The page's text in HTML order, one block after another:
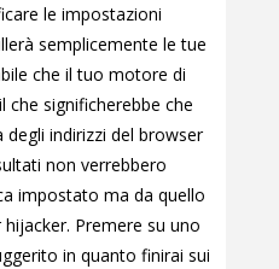
le impostazioni
semplicemente le tue
che il tuo motore di
significherebbe che
indirizzi del browser
non verrebbero
impostato ma da quello
Premere su uno
in quanto finirai sui